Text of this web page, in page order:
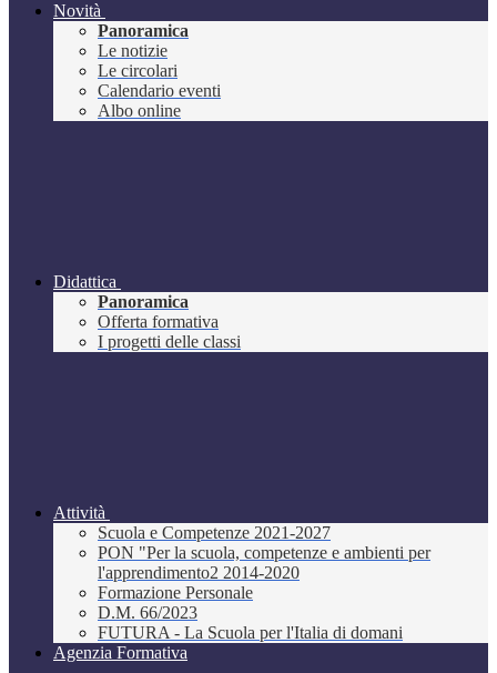
Novità
Panoramica
Le notizie
Le circolari
Calendario eventi
Albo online
Didattica
Panoramica
Offerta formativa
I progetti delle classi
Attività
Scuola e Competenze 2021-2027
PON "Per la scuola, competenze e ambienti per
l'apprendimento2 2014-2020
Formazione Personale
D.M. 66/2023
FUTURA - La Scuola per l'Italia di domani
Agenzia Formativa